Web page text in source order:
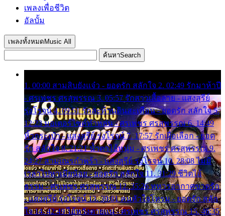
เพลงเพื่อชีวิต
อัลบั้ม
เพลงทั้งหมด Music All
ค้นหาSearch
1. 00:00 สามสิบยังแจ๋ว - ยอดรัก สลักใจ 2. 02:49 รักมาห้าปี
- ศรเพชร ศรสุพรรณ 3. 05:57 รักสาวเสื้อลาย - แสงสุรีย์
รุ่งโรจน์ 4. 09:51 รักสะท้านดินสะเทือน - ยอดรัก สลักใจ 5.
12:23 มอเตอร์ไซค์ทำหล่น - ศรเพชร ศรสุพรรณ 6. 14:49
หิ้วกระเป๋า - แสงสุรีย์ รุ่งโรจน์ 7. 17:57 รักเผื่อเลือก - ยอด
รัก สลักใจ 8. 21:21 น้ำตาไอ้หนุ่ม - ศรเพชร ศรสุพรรณ 9.
24:27 สามเณรกำพร้า - แสงสุรีย์ รุ่งโรจน์ 10. 28:08 ไม่มี
เวลาไปหาเมียน้อย - ยอดรัก สลักใจ 11. 31:29 ชีวิตไอ้
ธรรม - ศรเพชร ศรสุพรรณ 12. 35:26 ทหารอากาศขาดรัก
- แสงสุรีย์ รุ่งโรจน์ 13. 39:01 คนหัวใจโทรม - ยอดรัก สลัก
ใจ 14. 42:49 ไอ้หวังตายแน่ - ศรเพชร ศรสุพรรณ 15. 46:35